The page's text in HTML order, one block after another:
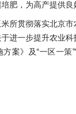
肥，为高产提供良
所贯彻落实北京
进一步提升农业科
案》及“一区一策